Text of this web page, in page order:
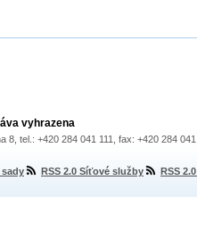
vyhrazena
8, tel.: +420 284 041 111, fax: +420 284
sady RSS 2.0 Síťové služby RSS